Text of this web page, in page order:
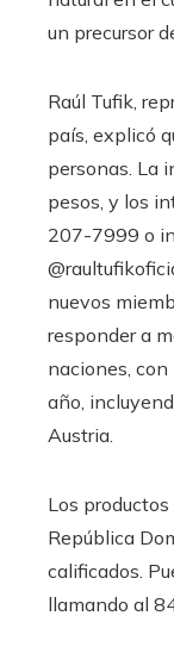
un precursor
Raúl Tufik,
país, explicó
personas. La
pesos, y los
207-7999 o
nuevos
responder a
naciones,
año,
Austria.
Los
República
calificados.
llamando al